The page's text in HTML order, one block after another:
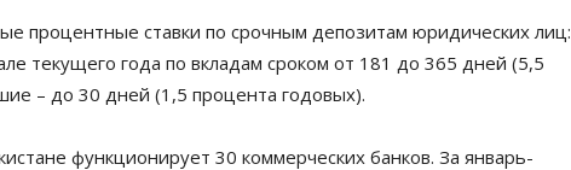
процентные ставки по срочным депозитам юридических лиц:
текущего года по вкладам сроком от 181 до 365 дней (5,5
– до 30 дней (1,5 процента годовых).
функционирует 30 коммерческих банков. За январь-